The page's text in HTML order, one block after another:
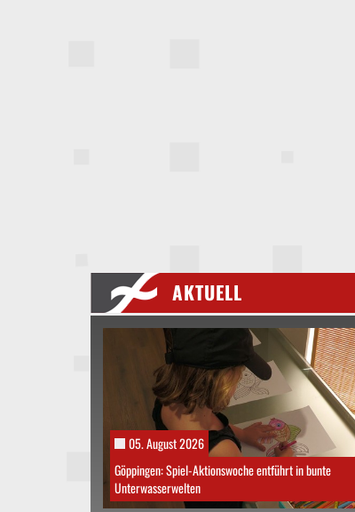
AKTUELL
05. August 2026
Göppingen: Spiel-Aktionswoche entführt in bunte
Unterwasserwelten